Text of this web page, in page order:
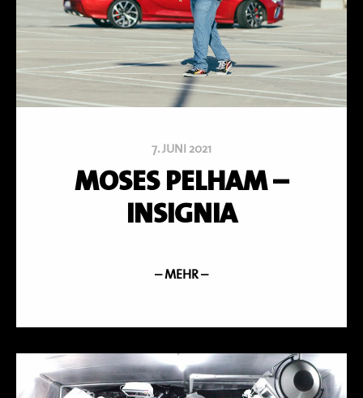
7. JUNI 2021
MOSES PELHAM –
INSIGNIA
– MEHR –